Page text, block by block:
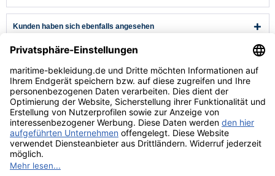
Kunden haben sich ebenfalls angesehen
Kundenservice
Hilfe & Infos
Rechtliches